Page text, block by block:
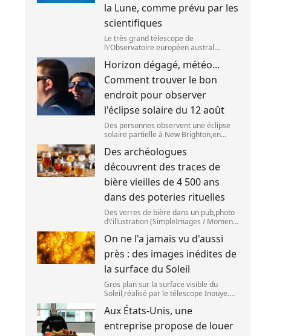
la Lune, comme prévu par les
scientifiques
Le très grand télescope de
l\'Observatoire européen austral
preuves que l\'étage supérieur d\'une
fusée de SpaceX s\'est bien écrasé sur
la Lune,le 5 aoû
Horizon dégagé, météo...
Comment trouver le bon
endroit pour observer
l'éclipse solaire du 12 août
Des personnes observent une éclipse
solaire partielle à New Brighton,en
2025. (SANKA VIDANAGAMA )
Des archéologues
découvrent des traces de
bière vieilles de 4 500 ans
dans des poteries rituelles
Des verres de bière dans un pub,photo
d\'illustration (SimpleImages / Moment
boisson alcoolisée du monde. Les
premières traces de bière ont été
retrouvées ch
On ne l'a jamais vu d'aussi
près : des images inédites de
la surface du Soleil
Gros plan sur la surface visible du
Soleil,réalisé par le télescope Inouye.
(NSF/NSO/AURA/MPS) Certains se
préparent peut-être à photographier le
mieux possible l\'éclipse solaire,prévue
le 1
Aux États-Unis, une
entreprise propose de louer